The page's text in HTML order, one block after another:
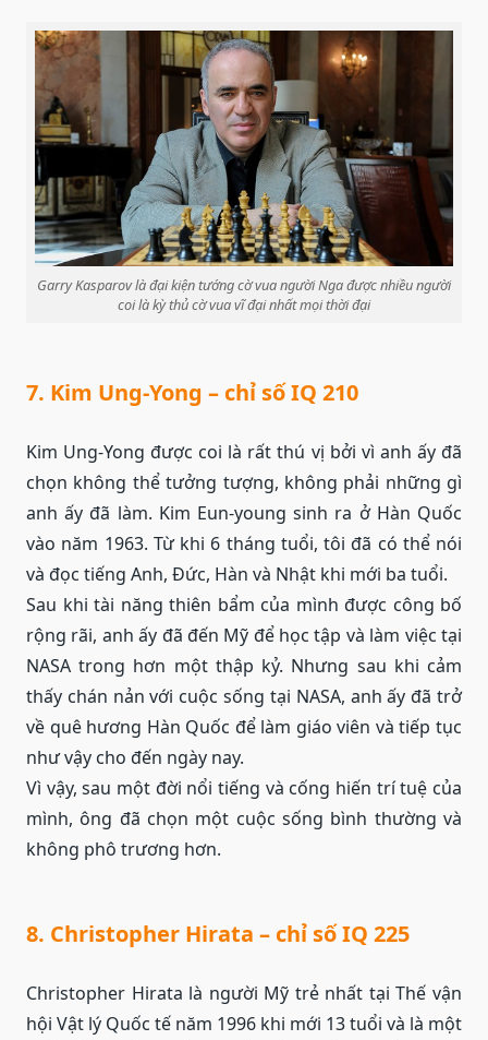
Garry Kasparov là đại kiện tướng cờ vua người Nga được nhiều người
coi là kỳ thủ cờ vua vĩ đại nhất mọi thời đại
7. Kim Ung-Yong – chỉ số IQ 210
Kim Ung-Yong được coi là rất thú vị bởi vì anh ấy đã
chọn không thể tưởng tượng, không phải những gì
anh ấy đã làm. Kim Eun-young sinh ra ở Hàn Quốc
vào năm 1963. Từ khi 6 tháng tuổi, tôi đã có thể nói
và đọc tiếng Anh, Đức, Hàn và Nhật khi mới ba tuổi.
Sau khi tài năng thiên bẩm của mình được công bố
rộng rãi, anh ấy đã đến Mỹ để học tập và làm việc tại
NASA trong hơn một thập kỷ. Nhưng sau khi cảm
thấy chán nản với cuộc sống tại NASA, anh ấy đã trở
về quê hương Hàn Quốc để làm giáo viên và tiếp tục
như vậy cho đến ngày nay.
Vì vậy, sau một đời nổi tiếng và cống hiến trí tuệ của
mình, ông đã chọn một cuộc sống bình thường và
không phô trương hơn.
8. Christopher Hirata – chỉ số IQ 225
Christopher Hirata là người Mỹ trẻ nhất tại Thế vận
hội Vật lý Quốc tế năm 1996 khi mới 13 tuổi và là một